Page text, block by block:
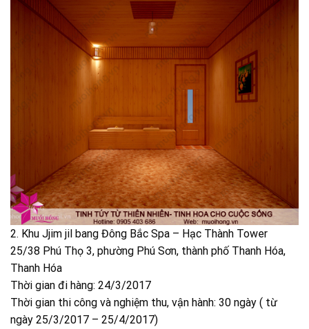
2. Khu Jjim jil bang Đông Bắc Spa – Hạc Thành Tower
25/38 Phú Thọ 3, phường Phú Sơn, thành phố Thanh Hóa,
Thanh Hóa
Thời gian đi hàng: 24/3/2017
Thời gian thi công và nghiệm thu, vận hành: 30 ngày ( từ
ngày 25/3/2017 – 25/4/2017)